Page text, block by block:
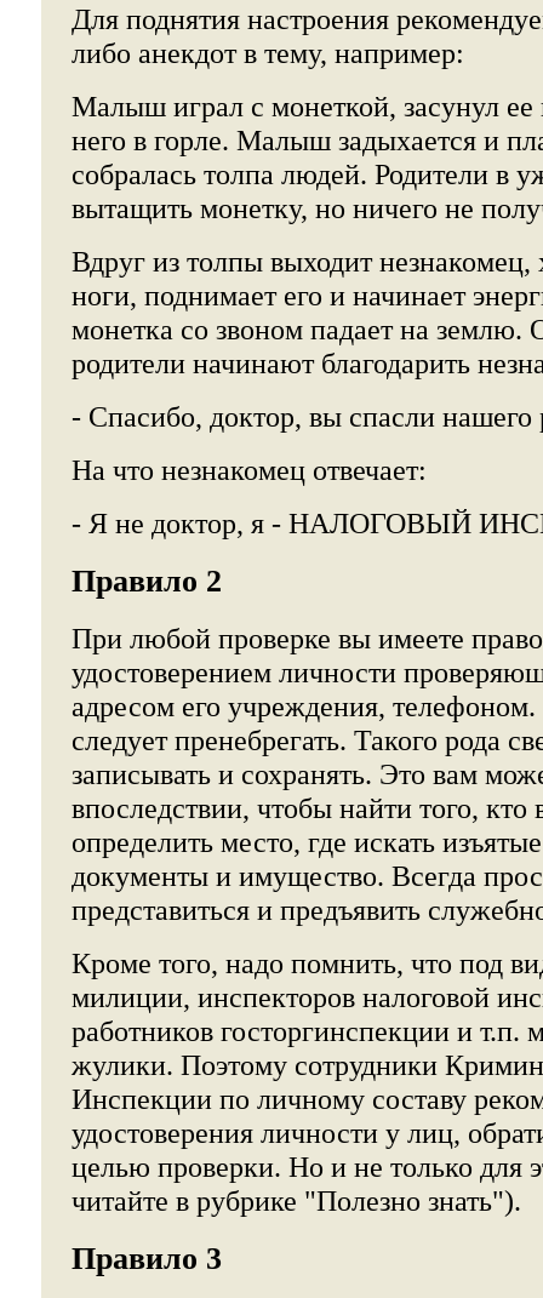
Для поднятия настроения
либо анекдот в тему, например:
Малыш играл с монеткой, засунул ее
него в горле. Малыш задыхается и
собралась толпа людей. Родители в
вытащить монетку, но ничего не
Вдруг из толпы выходит незнакомец,
ноги, поднимает его и начинает
монетка со звоном падает на землю.
родители начинают благодарить
- Спасибо, доктор, вы спасли
На что незнакомец отвечает:
- Я не доктор, я - НАЛОГОВЫЙ
Правило 2
При любой проверке вы имеете
удостоверением личности
адресом его учреждения,
следует пренебрегать. Такого рода
записывать и сохранять. Это вам
впоследствии, чтобы найти того, кто
определить место, где искать
документы и имущество. Всегда
представиться и предъявить
Кроме того, надо помнить, что под
милиции, инспекторов налоговой
работников госторгинспекции и т.п.
жулики. Поэтому сотрудники
Инспекции по личному составу
удостоверения личности у лиц,
целью проверки. Но и не только для
читайте в рубрике "Полезно знать").
Правило 3